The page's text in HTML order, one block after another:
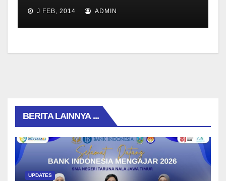
J FEB, 2014 ADMIN
BERITA LAINNYA ...
UPDATES